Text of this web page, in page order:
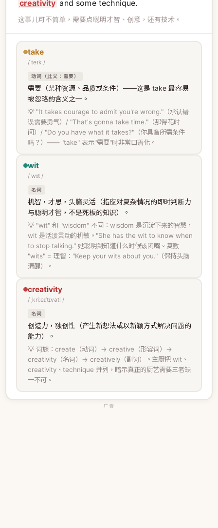
creativity and some technique.
这事儿可不简单，需要点聪明才智、创意，还有技术。
take
/ teɪk /
动词（此义：需要）
需要（某种资源、品质或条件）——这是 take 最容易
被忽略的含义之一。
💡 "It takes courage to admit you're wrong."（承认错
误需要勇气）/ "That's gonna take time."（那得花时
间）/ "Do you have what it takes?"（你具备所需条件
吗？）—— "take" 表示"需要"时非常口语化。
wit
/ wɪt /
名词
机智，才思，头脑灵活（指应对复杂情况的即时判断力
与聪明才智，不是死板的知识）。
💡 "wit" 和 "wisdom" 不同：wisdom 是沉淀下来的智慧，
wit 是活泼灵动的机敏。"She has the wit to know when
to stop talking." 她聪明到知道什么时候该闭嘴。复数
"wits" = 理智："Keep your wits about you."（保持头脑
清醒）。
creativity
/ ˌkriːeɪˈtɪvəti /
名词
创造力，独创性（产生新想法或以新颖方式解决问题的
能力）。
💡 词族：create（动词）→ creative（形容词）→
creativity（名词）→ creatively（副词）。主厨把 wit、
creativity、technique 并列，暗示真正的厨艺需要三者缺
一不可。
广告